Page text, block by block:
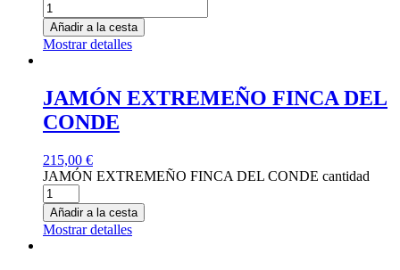
Añadir a la cesta
Mostrar detalles
JAMÓN EXTREMEÑO FINCA DEL
CONDE
215,00 €
JAMÓN EXTREMEÑO FINCA DEL CONDE cantidad
Añadir a la cesta
Mostrar detalles